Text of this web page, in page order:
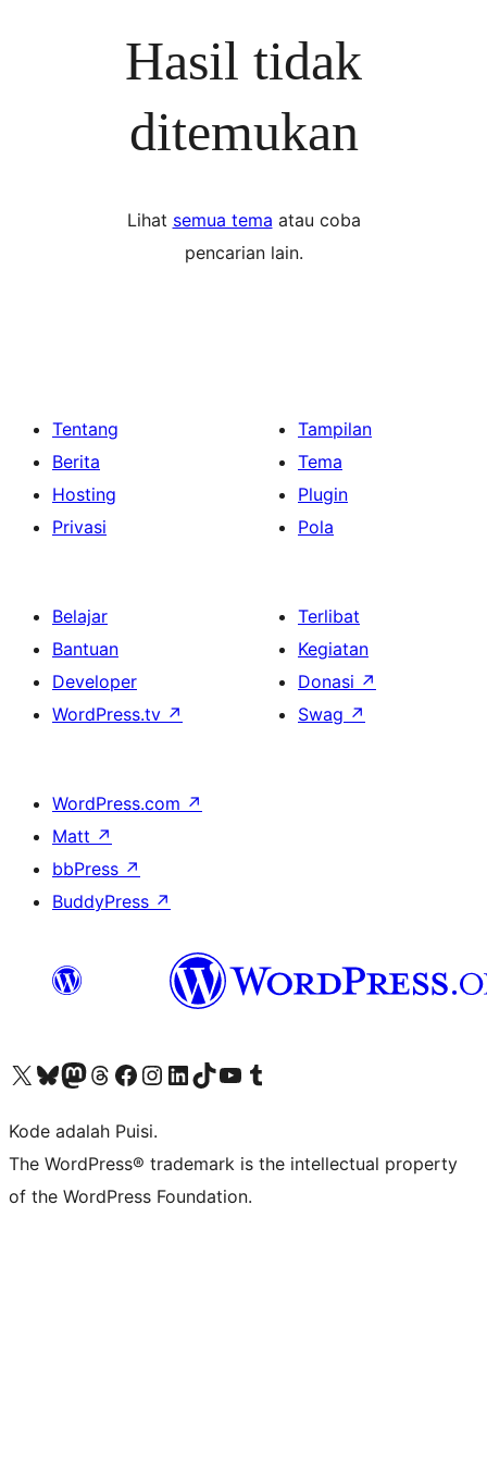
Hasil tidak
ditemukan
Lihat semua tema atau coba
pencarian lain.
Tentang
Berita
Hosting
Privasi
Tampilan
Tema
Plugin
Pola
Belajar
Bantuan
Developer
WordPress.tv ↗
Terlibat
Kegiatan
Donasi ↗
Swag ↗
WordPress.com ↗
Matt ↗
bbPress ↗
BuddyPress ↗
Kunjungi akun X (sebelumnya Twitter) kamiVisit our Bluesky account
Kunjungi akun Mastodon kami
Visit our Threads account
Kunjungi halaman Facebook kamiKunjungi akun Instagram kamiKunjungi akun LinkedIn kami
Visit our TikTok account
Kunjungi channel YouTube kamiVisit our Tumblr account
Kode adalah Puisi.
The WordPress® trademark is the intellectual property
of the WordPress Foundation.